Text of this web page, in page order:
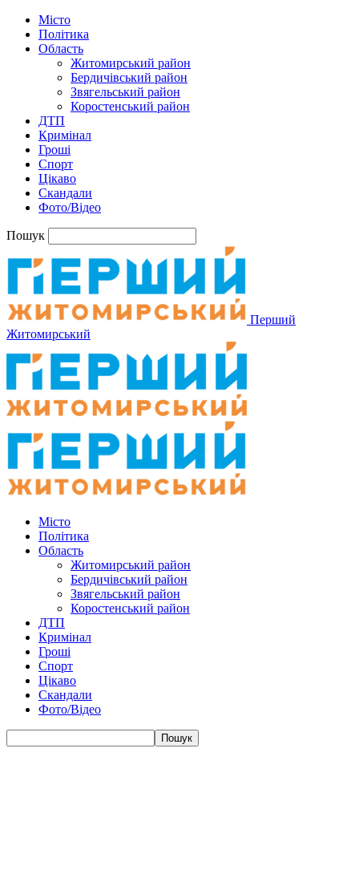
Місто
Політика
Область
Житомирський район
Бердичівський район
Звягельський район
Коростенський район
ДТП
Кримінал
Гроші
Спорт
Цікаво
Скандали
Фото/Відео
Пошук
Перший
Житомирський
Місто
Політика
Область
Житомирський район
Бердичівський район
Звягельський район
Коростенський район
ДТП
Кримінал
Гроші
Спорт
Цікаво
Скандали
Фото/Відео